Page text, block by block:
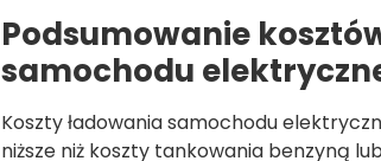
Podsumowanie
samochodu
Koszty ładowania samochodu
niższe niż koszty tankowania benzyną